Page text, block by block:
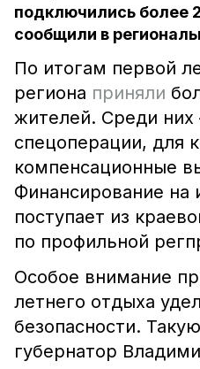
подключились более
сообщили в
По итогам первой
региона приняли
жителей. Среди них
спецоперации, для
компенсационные
Финансирование на
поступает из
по профильной
Особое внимание
летнего отдыха
безопасности.
губернатор